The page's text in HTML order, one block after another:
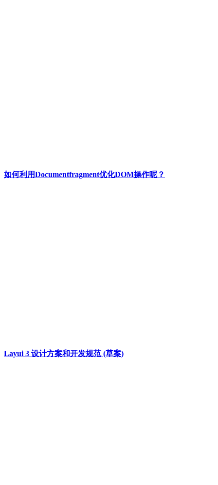
如何利用Documentfragment优化DOM操作呢？
Layui 3 设计方案和开发规范 (草案)